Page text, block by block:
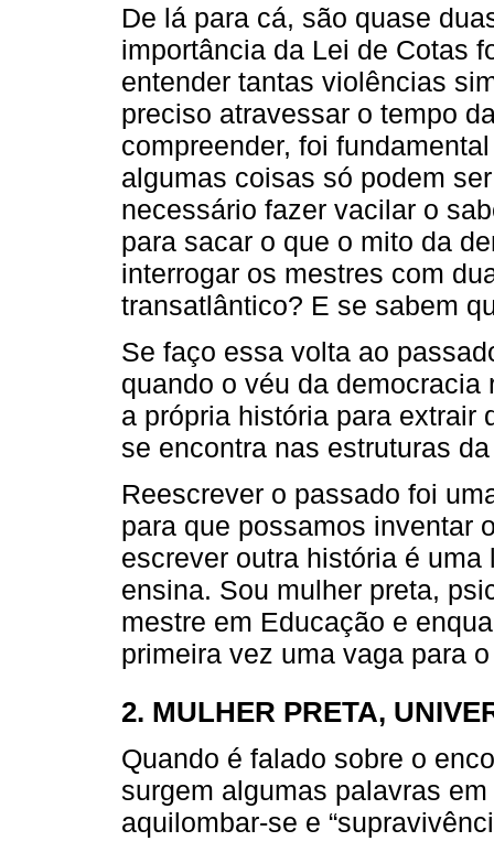
De lá para cá, são quase
importância da Lei de Cotas
entender tantas violências
preciso atravessar o tempo
compreender, foi
algumas coisas só podem
necessário fazer vacilar o
para sacar o que o mito da
interrogar os mestres com
transatlântico? E se sabem
Se faço essa volta ao
quando o véu da
a própria história para extrair
se encontra nas estruturas
Reescrever o passado foi
para que possamos inventar
escrever outra história é
ensina. Sou mulher preta,
mestre em Educação e
primeira vez uma vaga para
2. MULHER PRETA,
Quando é falado sobre o
surgem algumas palavras
aquilombar-se e